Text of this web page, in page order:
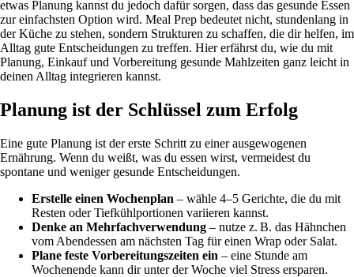
etwas Planung kannst du jedoch dafür sorgen, dass das gesunde Essen
zur einfachsten Option wird. Meal Prep bedeutet nicht, stundenlang in
der Küche zu stehen, sondern Strukturen zu schaffen, die dir helfen, im
Alltag gute Entscheidungen zu treffen. Hier erfährst du, wie du mit
Planung, Einkauf und Vorbereitung gesunde Mahlzeiten ganz leicht in
deinen Alltag integrieren kannst.
Planung ist der Schlüssel zum Erfolg
Eine gute Planung ist der erste Schritt zu einer ausgewogenen
Ernährung. Wenn du weißt, was du essen wirst, vermeidest du
spontane und weniger gesunde Entscheidungen.
Erstelle einen Wochenplan – wähle 4–5 Gerichte, die du mit
Resten oder Tiefkühlportionen variieren kannst.
Denke an Mehrfachverwendung – nutze z. B. das Hähnchen
vom Abendessen am nächsten Tag für einen Wrap oder Salat.
Plane feste Vorbereitungszeiten ein – eine Stunde am
Wochenende kann dir unter der Woche viel Stress ersparen.